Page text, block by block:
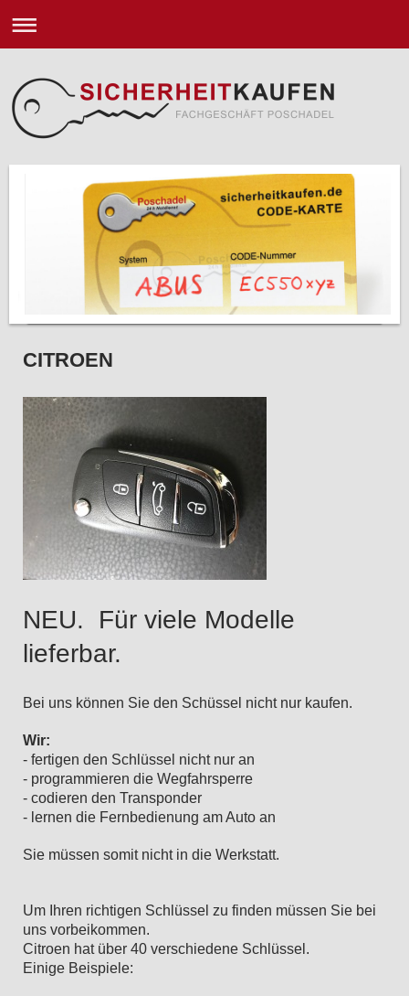
CITROEN
NEU. Für viele Modelle
lieferbar.
Bei uns können Sie den Schüssel nicht nur kaufen.
Wir:
- fertigen den Schlüssel nicht nur an
- programmieren die Wegfahrsperre
- codieren den Transponder
- lernen die Fernbedienung am Auto an
Sie müssen somit nicht in die Werkstatt.
Um Ihren richtigen Schlüssel zu finden müssen Sie bei
uns vorbeikommen.
Citroen hat über 40 verschiedene Schlüssel.
Einige Beispiele: